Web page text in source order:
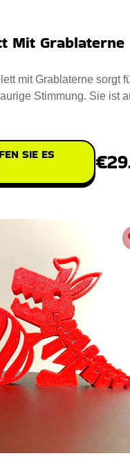
Mit Grablaterne
mit Grablaterne sorgt
Stimmung. Sie ist
SIE ES